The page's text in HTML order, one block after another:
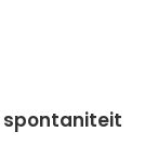
spontaniteit